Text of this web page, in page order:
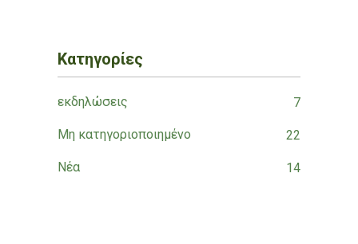
Κατηγορίες
εκδηλώσεις 7
Μη κατηγοριοποιημένο 22
Νέα 14